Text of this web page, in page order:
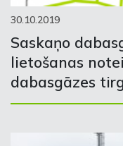
30.10.2019
Saskaņo
lietošanas
dabasgāzes